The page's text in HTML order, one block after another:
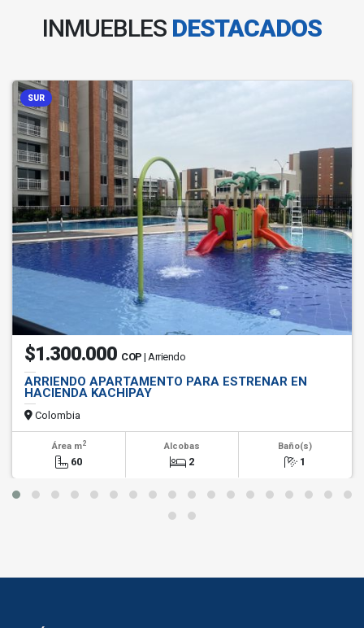
INMUEBLES DESTACADOS
SUR
$1.300.000 COP | Arriendo
ARRIENDO APARTAMENTO PARA ESTRENAR EN
HACIENDA KACHIPAY
Colombia
Área m2
60
Alcobas
2
Baño(s)
1